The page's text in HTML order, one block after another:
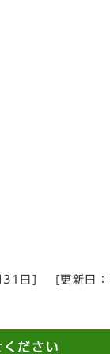
日 [更新日：
ください